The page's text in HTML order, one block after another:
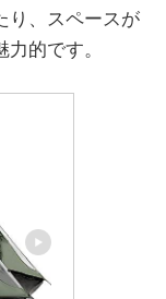
り、スペースが
的です。